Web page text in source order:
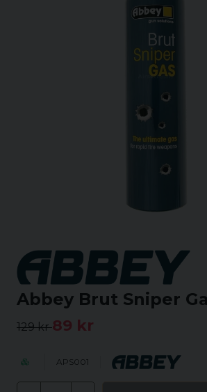
Abbey Brut Sniper
129 kr89 kr
APS001